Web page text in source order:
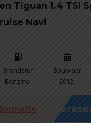
Tiguan 1.4 TSI
Navi
Brandstof
Benzine
Bouwjaar
2012